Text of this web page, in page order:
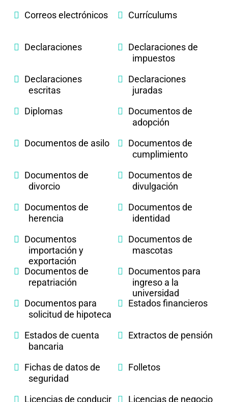
Correos electrónicos
Currículums
Declaraciones
Declaraciones de
impuestos
Declaraciones
escritas
Declaraciones
juradas
Diplomas
Documentos de
adopción
Documentos de asilo
Documentos de
cumplimiento
Documentos de
divorcio
Documentos de
divulgación
Documentos de
herencia
Documentos de
identidad
Documentos
importación y
exportación
Documentos de
mascotas
Documentos de
repatriación
Documentos para
ingreso a la
universidad
Documentos para
solicitud de hipoteca
Estados financieros
Estados de cuenta
bancaria
Extractos de pensión
Fichas de datos de
seguridad
Folletos
Licencias de conducir Licencias de negocio